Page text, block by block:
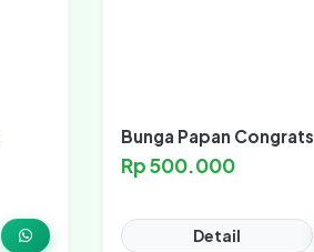
Bunga Papan Congrats
Rp 500.000
Detail